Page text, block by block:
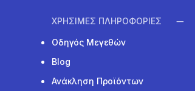
ΧΡΗΣΙΜΕΣ ΠΛΗΡΟΦΟΡΙΕΣ
Οδηγός Μεγεθών
Blog
Ανάκληση Προϊόντων